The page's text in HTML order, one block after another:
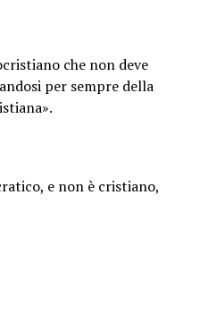
che non deve
per sempre della
e non è cristiano,